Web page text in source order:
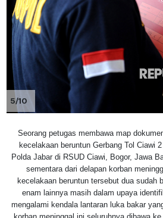
5/10
Seorang petugas membawa map
kecelakaan beruntun Gerbang Tol Ciawi
Polda Jabar di RSUD Ciawi, Bogor, Jawa
sementara dari delapan korban
kecelakaan beruntun tersebut dua sudah
enam lainnya masih dalam upaya
mengalami kendala lantaran luka bakar